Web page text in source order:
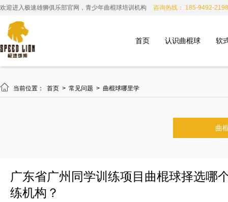
欢迎进入极速雄狮俱乐部官网，青少年曲棍球培训机构 咨询热线： 185-9492-2198
首页 认识曲棍球 软
 当前位置： 首页 > 常见问题 > 曲棍球哪里学
曲
广东省广州同学训练项目曲棍球择选哪
练机构？